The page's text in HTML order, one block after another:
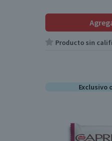
Producto sin
Exclusivo